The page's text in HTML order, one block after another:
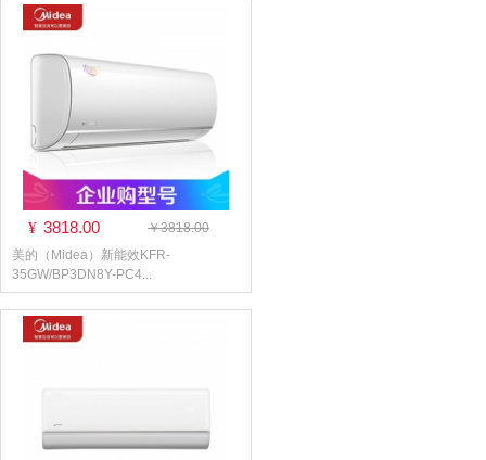
¥ 3818.00
￥3818.00
美的（Midea）新能效KFR-
35GW/BP3DN8Y-PC4...